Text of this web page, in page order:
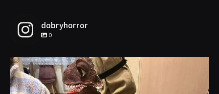
dobryhorror
0
dobryhorror
Lis 1